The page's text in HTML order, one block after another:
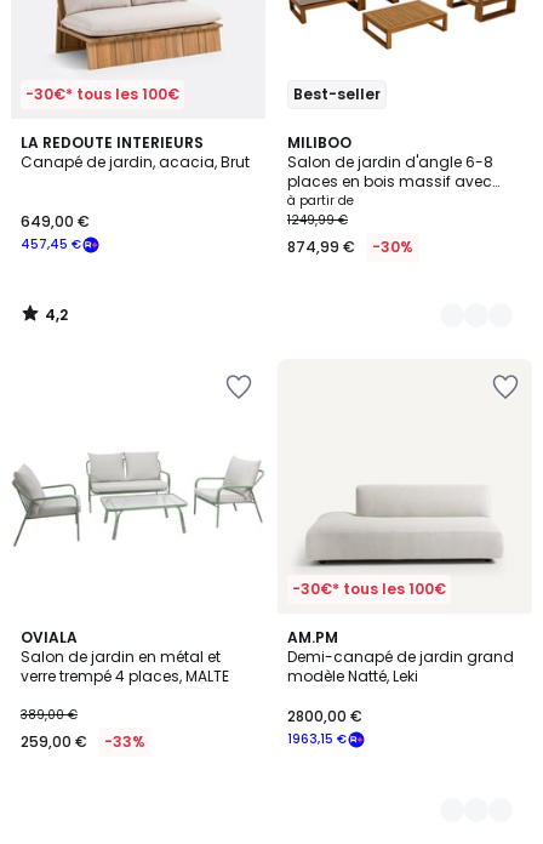
-30€* tous les 100€
LA REDOUTE INTERIEURS
Canapé de jardin, acacia, Brut
457,45 €
649,00 €
4,2
/ 5
4,2
/
Best-seller
MILIBOO
Salon de jardin d'angle 6-8
places en bois massif avec
coussins déhoussables SALSA
à partir de
1249,99 €
874,99 € -30%
2
Couleurs
OVIALA
Salon de jardin en métal et
verre trempé 4 places, MALTE
389,00 €
259,00 € -33%
-30€* tous les 100€
AM.PM
Demi-canapé de jardin grand
modèle Natté, Leki
1963,15 €
2800,00 €
2
Couleurs